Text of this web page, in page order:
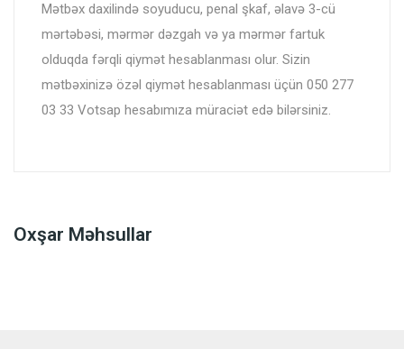
Mətbəx daxilində soyuducu, penal şkaf, əlavə 3-cü
mərtəbəsi, mərmər dəzgah və ya mərmər fartuk
olduqda fərqli qiymət hesablanması olur. Sizin
mətbəxinizə özəl qiymət hesablanması üçün 050 277
03 33 Votsap hesabımıza müraciət edə bilərsiniz.
Oxşar Məhsullar